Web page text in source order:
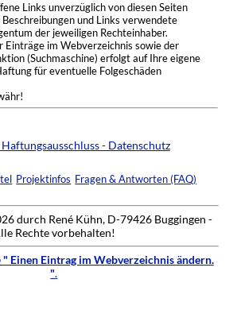
Links unverzüglich von diesen Seiten
und Links verwendete
der jeweiligen Rechteinhaber.
Einträge im Webverzeichnis sowie der
(Suchmaschine) erfolgt auf Ihre eigene
für eventuelle Folgeschäden
- Datenschutz
Projektinfos Fragen & Antworten (FAQ)
durch René Kühn, D-79426 Buggingen -
Rechte vorbehalten!
" Einen Eintrag im Webverzeichnis ändern.
".